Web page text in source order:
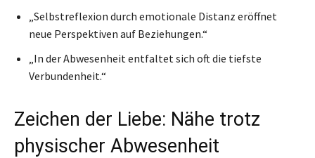
„Selbstreflexion durch emotionale Distanz eröffnet
neue Perspektiven auf Beziehungen.“
„In der Abwesenheit entfaltet sich oft die tiefste
Verbundenheit.“
Zeichen der Liebe: Nähe trotz
physischer Abwesenheit